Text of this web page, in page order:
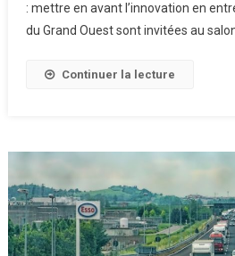
À
Rennes
Des
Les
: mettre en avant l’innovation en
du Grand Ouest sont invitées au
Continuer la lecture